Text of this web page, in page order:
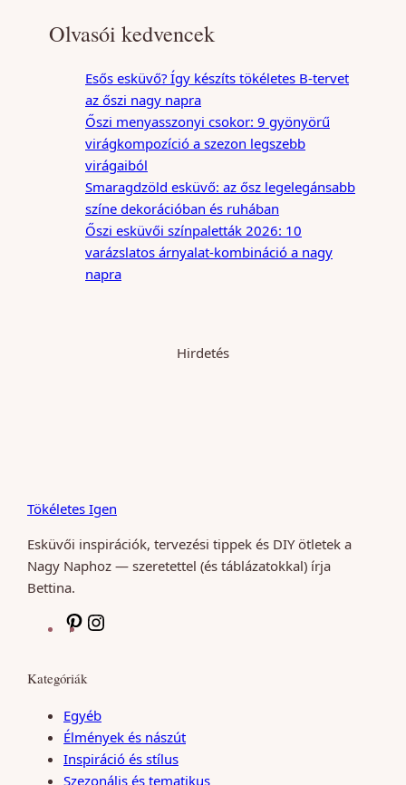
Olvasói kedvencek
Esős esküvő? Így készíts tökéletes B-tervet
az őszi nagy napra
Őszi menyasszonyi csokor: 9 gyönyörű
virágkompozíció a szezon legszebb
virágaiból
Smaragdzöld esküvő: az ősz legelegánsabb
színe dekorációban és ruhában
Őszi esküvői színpaletták 2026: 10
varázslatos árnyalat-kombináció a nagy
napra
Hirdetés
Tökéletes Igen
Esküvői inspirációk, tervezési tippek és DIY ötletek a
Nagy Naphoz — szeretettel (és táblázatokkal) írja
Bettina.
P
t
e
s
a
Kategóriák
Egyéb
Élmények és nászút
Inspiráció és stílus
Szezonális és tematikus